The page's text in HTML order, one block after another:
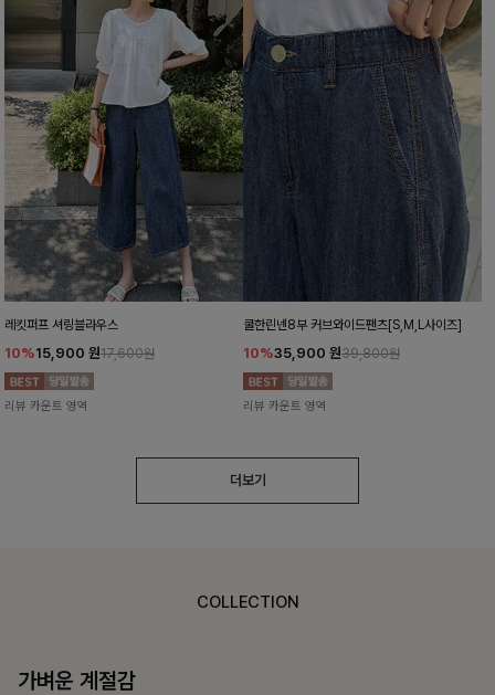
레킷퍼프 셔링블라우스
10%15,900 원17,600원
리뷰 카운트 영역
쿨한린넨8부 커브와이드팬츠[S,M,L사이즈]
10%35,900 원39,800원
리뷰 카운트 영역
더보기
COLLECTION
가장 쉬운 코디